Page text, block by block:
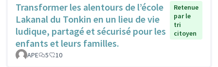
Transformer les alentours de l’école
Lakanal du Tonkin en un lieu de vie
ludique, partagé et sécurisé pour les
enfants et leurs familles.
Retenue
par le
tri
citoyen
APE 5 10